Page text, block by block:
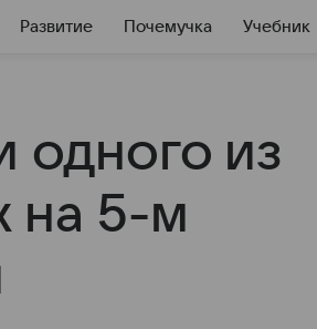
Развитие Почемучка Учебник
одного из
на 5-м